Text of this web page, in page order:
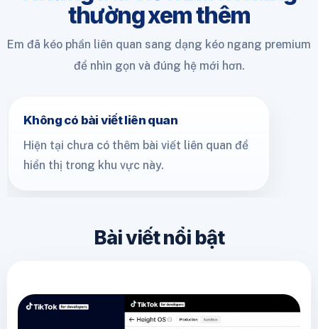
thường xem thêm
Em đã kéo phần liên quan sang dạng kéo ngang premium
để nhìn gọn và đúng hệ mới hơn.
Không có bài viết liên quan
Hiện tại chưa có thêm bài viết liên quan để
hiển thị trong khu vực này.
Bài viết nổi bật